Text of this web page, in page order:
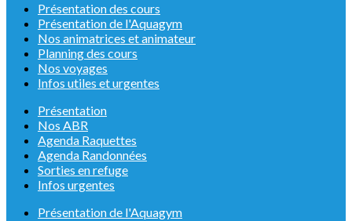
Présentation des cours
Présentation de l'Aquagym
Nos animatrices et animateur
Planning des cours
Nos voyages
Infos utiles et urgentes
Présentation
Nos ABR
Agenda Raquettes
Agenda Randonnées
Sorties en refuge
Infos urgentes
Présentation de l'Aquagym